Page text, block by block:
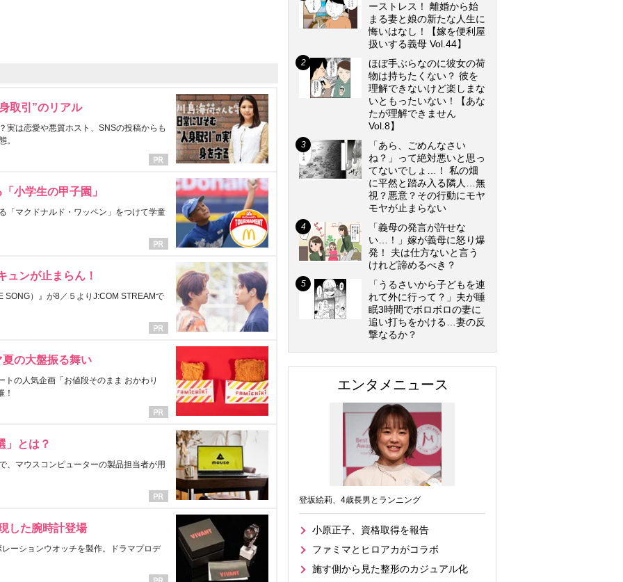
取引”のリアル
実は恋愛や悪質ホスト、SNSの投稿からも
。
小学生の甲子園」
「マクドナルド・ワッペン」をつけて学童
ュンが止まらん！
SONG）』が8／５よりJ:COM STREAMで
の大盤振る舞い
の人気企画「お値段そのまま おかわり
！
」とは？
、マウスコンピューターの製品担当者が用
した腕時計登場
ーションウオッチを製作。ドラマプロデ
ーストレス！ 離婚から始
まる妻と娘の新たな人生に
悔いはなし！【嫁を便利屋
扱いする義母 Vol.44】
ほぼ手ぶらなのに彼女の荷
物は持ちたくない？ 彼を
理解できないけど楽しまな
いともったいない！【あな
たが理解できません
Vol.8】
「あら、ごめんなさい
ね？」って絶対悪いと思っ
てないでしょ…！ 私の畑
に平然と踏み入る隣人…無
視？悪意？その行動にモヤ
モヤが止まらない
「義母の発言が許せな
い…！」嫁が義母に怒り爆
発！ 夫は仕方ないと言う
けれど諦めるべき？
「うるさいから子どもを連
れて外に行って？」夫が睡
眠3時間でボロボロの妻に
追い打ちをかける…妻の反
撃なるか？
エンタメニュース
登坂絵莉、4歳長男とランニング
小原正子、資格取得を報告
ファミマとヒロアカがコラボ
施す側から見た整形のカジュアル化